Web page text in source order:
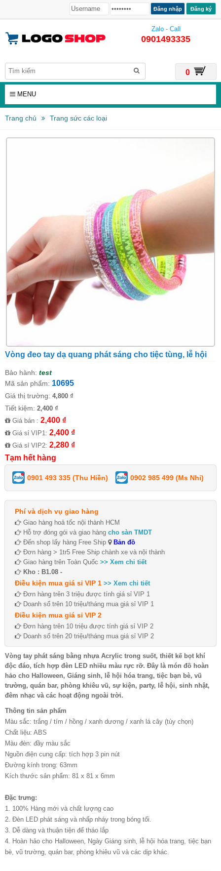
Đăng ký
Zalo - Call
0901493335
0
MENU
Trang chủ Trang sức các loại
Vòng đeo tay dạ quang phát sáng cho tiệc tùng, lễ hội
Bảo hành: test
Mã sản phẩm: 10695
Giá thị trường: 4,800 ₫
Tiết kiệm: 2,400 ₫
Giá bán : 2,400 ₫
Giá sỉ VIP1: 2,400 ₫
Giá sỉ VIP2: 2,280 ₫
Tạm hết hàng
0901 493 335 (Thu Hiền) 0902 985 499 (Ms Nhi)
Phí và dịch vụ giao hàng
Giao hàng hoả tốc nội thành HCM
Hỗ trợ đóng gói và giao hàng cho sàn TMDT
Đến shop lấy hàng Free Ship
Bản đồ
Đơn hàng > 1tr5 Free Ship chành xe và nội thành
Giao hàng trên Toàn Quốc >> Xem chi tiết
Kho : B1.08 -
Điều kiện mua giá sỉ VIP 1 >> Xem chi tiết
Đơn hàng trên 3 triệu được tính giá sỉ VIP 1
Doanh số trên 10 triệu/tháng mua giá sỉ VIP 1
Điều kiện mua giá sỉ VIP 2
Đơn hàng trên 10 triệu được tính giá sỉ VIP 2
Doanh số trên 20 triệu/tháng mua giá sỉ VIP 2
Vòng tay phát sáng bằng nhựa Acrylic trong suốt, thiết kế bọt khí
độc đáo, tích hợp đèn LED nhiều màu rực rỡ. Đây là món đồ hoàn
hảo cho Halloween, Giáng sinh, lễ hội hóa trang, tiệc bạn bè, vũ
trường, quán bar, phòng khiêu vũ, sự kiện, party, lễ hội, sinh nhật,
đêm nhạc và các hoạt động ngoài trời.
Thông tin sản phẩm
Màu sắc: trắng / tím / hồng / xanh dương / xanh lá cây (tùy chọn)
Chất liệu: ABS
Màu đèn: đầy màu sắc
Nguồn điện cung cấp: tích hợp 3 pin nút
Đường kính trong: 63mm
Kích thước sản phẩm: 81 x 81 x 6mm
Đặc trưng:
1. 100% Hàng mới và chất lượng cao
2. Đèn LED phát sáng và nhấp nháy trong bóng tối.
3. Dễ dàng và thuận tiện để tháo lắp
4. Hoàn hảo cho Halloween, Ngày Giáng sinh, lễ hội hóa trang, tiệc bạn
bè, vũ trường, quán bar, phòng khiêu vũ và các dịp khác.